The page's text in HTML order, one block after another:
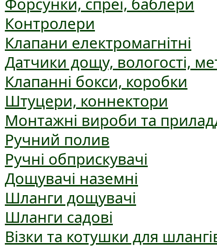
Контролери
Клапани електромагнітні
Датчики дощу, вологості,
Клапанні бокси, коробки
Штуцери, коннектори
Монтажні вироби та
Ручний полив
Ручні обприскувачі
Дощувачі наземні
Шланги дощувачі
Шланги садові
Візки та котушки для